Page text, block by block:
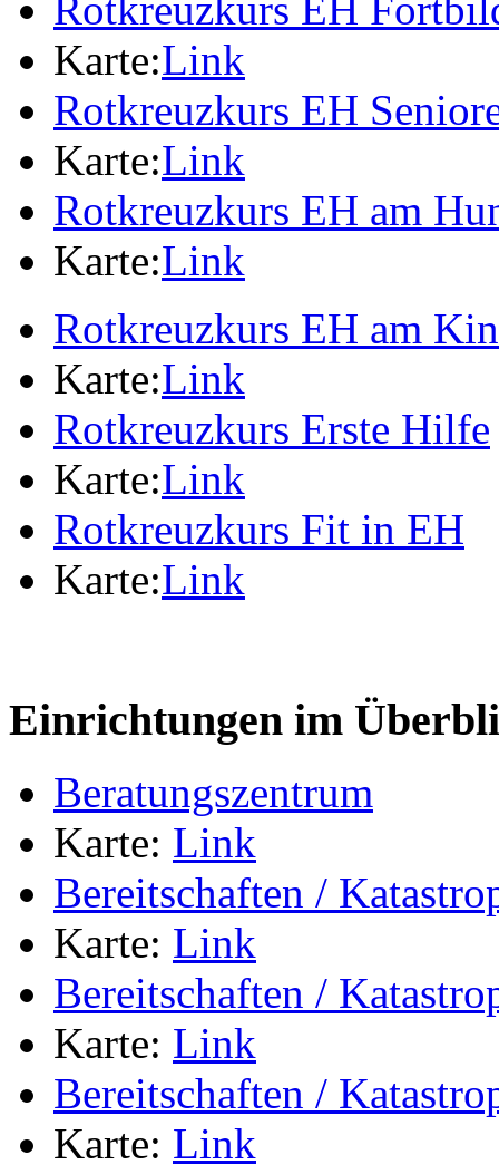
Rotkreuzkurs EH
Karte:Link
Rotkreuzkurs EH
Karte:Link
Rotkreuzkurs EH am
Karte:Link
Rotkreuzkurs EH am
Karte:Link
Rotkreuzkurs Erste Hilfe
Karte:Link
Rotkreuzkurs Fit in EH
Karte:Link
Einrichtungen im
Beratungszentrum
Karte: Link
Bereitschaften /
Karte: Link
Bereitschaften /
Karte: Link
Bereitschaften /
Karte: Link